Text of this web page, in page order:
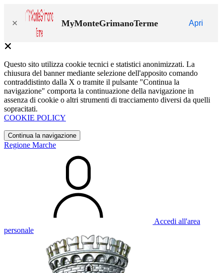
× MyMonteGrimanoTerme Apri
Questo sito utilizza cookie tecnici e statistici anonimizzati. La
chiusura del banner mediante selezione dell'apposito comando
contraddistinto dalla X o tramite il pulsante "Continua la
navigazione" comporta la continuazione della navigazione in
assenza di cookie o altri strumenti di tracciamento diversi da quelli
sopracitati.
COOKIE POLICY
Continua la navigazione
Regione Marche
Accedi all'area
personale